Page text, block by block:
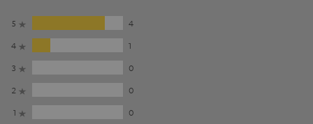
5
4
4
1
3
0
2
0
1
0